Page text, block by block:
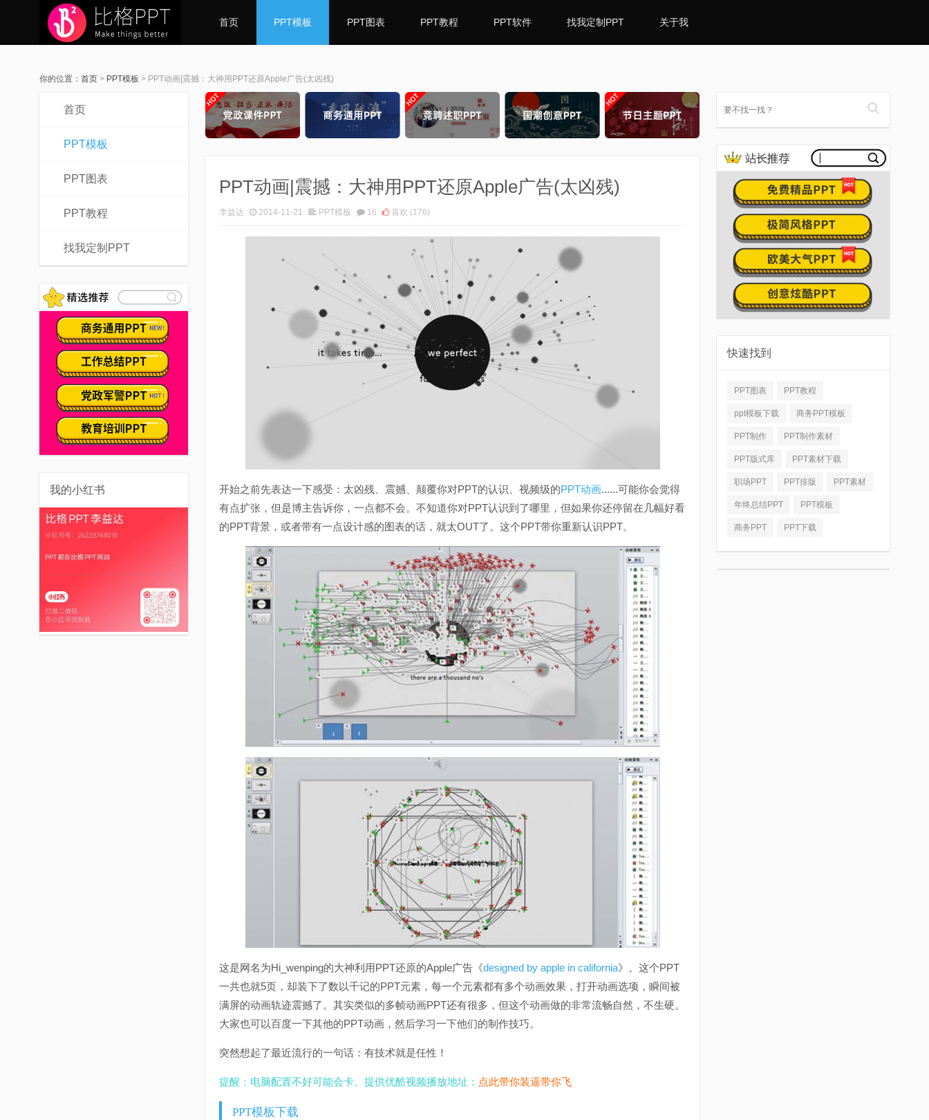
首页 PPT模板 PPT图表 PPT教程 PPT软件 找我定制PPT 关于我
你的位置： 首页 > PPT模板 > PPT动画|震撼：大神用PPT还原Apple广告(太凶残)
首页
PPT模板
PPT图表
PPT教程
找我定制PPT
我的小红书
PPT动画|震撼：大神用PPT还原Apple广告(太凶残)
李益达 2014-11-21 PPT模板 16 喜欢 (176)
开始之前先表达一下感受：太凶残、震撼、颠覆你对PPT的认识、视频级的PPT动画......可能你会觉得
有点扩张，但是博主告诉你，一点都不会。不知道你对PPT认识到了哪里，但如果你还停留在几幅好看
的PPT背景，或者带有一点设计感的图表的话，就太OUT了。这个PPT带你重新认识PPT。
这是网名为Hi_wenping的大神利用PPT还原的Apple广告《designed by apple in california》。这个PPT
一共也就5页，却装下了数以千记的PPT元素，每一个元素都有多个动画效果，打开动画选项，瞬间被
满屏的动画轨迹震撼了。其实类似的多帧动画PPT还有很多，但这个动画做的非常流畅自然，不生硬。
大家也可以百度一下其他的PPT动画，然后学习一下他们的制作技巧。
突然想起了最近流行的一句话：有技术就是任性！
提醒：电脑配置不好可能会卡。提供优酷视频播放地址： 点此带你装逼带你飞
PPT模板下载
快速找到
PPT图表 PPT教程
ppt模板下载 商务PPT模板
PPT制作 PPT制作素材
PPT版式库 PPT素材下载
职场PPT PPT排版 PPT素材
年终总结PPT PPT模板
商务PPT PPT下载